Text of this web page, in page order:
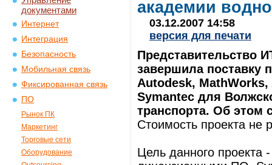
документами
Интернет
Интеграция
Безопасность
Мобильная связь
Фиксированная связь
ПО
Рынок ПК
Маркетинг
Торговые сети
Оборудование
академии
03.12.2007 14:58
версия для печати
Представительство
завершила поставку
Autodesk,
Symantec для
транспорта. Об этом
Стоимость проекта не
Цель данного проекта